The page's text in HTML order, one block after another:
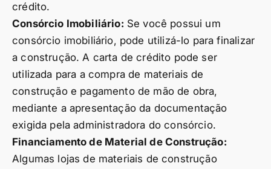
crédito.
Consórcio Imobiliário: Se você possui um
consórcio imobiliário, pode utilizá-lo para finalizar
a construção. A carta de crédito pode ser
utilizada para a compra de materiais de
construção e pagamento de mão de obra,
mediante a apresentação da documentação
exigida pela administradora do consórcio.
Financiamento de Material de Construção:
Algumas lojas de materiais de construção